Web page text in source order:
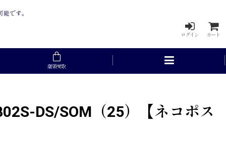
です。
ログイン カート
店頭受取
DS/SOM（25）【ネコポス